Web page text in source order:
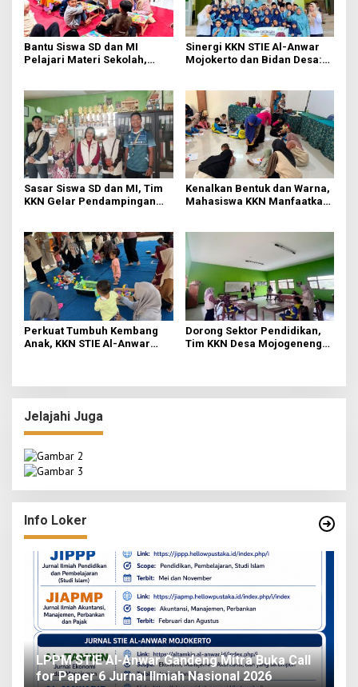
Bantu Siswa SD dan MI
Pelajari Materi Sekolah,
Jatirejo
Sinergi KKN STIE Al-Anwar
Mojokerto dan Bidan Desa:
Kampanyekan Hidup Bersih
di Desa Mojogeneng
Sasar Siswa SD dan MI, Tim
KKN Gelar Pendampingan
Kenalkan Bentuk dan Warna,
Mahasiswa KKN Manfaatkan
Perkuat Tumbuh Kembang
Anak, KKN STIE Al-Anwar
Dorong Sektor Pendidikan,
Tim KKN Desa Mojogeneng
Jelajahi Juga
Info Loker
LPPM STIE Al-Anwar Gandeng Mitra Buka Call
for Paper 6 Jurnal Ilmiah Nasional 2026